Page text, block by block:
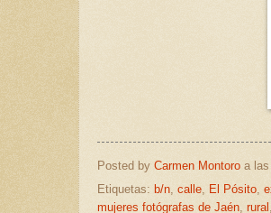
Posted by Carmen Montoro a las
Etiquetas: b/n, calle, El Pósito,
mujeres fotógrafas de Jaén, rural ,